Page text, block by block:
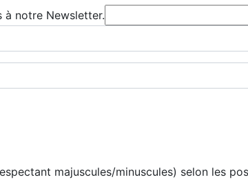
à notre Newsletter.
majuscules/minuscules) selon les